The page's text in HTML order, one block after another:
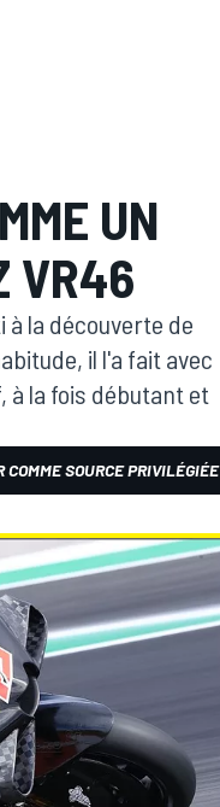
UN
VR46
la découverte de
il l'a fait avec
à la fois débutant et
COMME SOURCE PRIVILÉGIÉE